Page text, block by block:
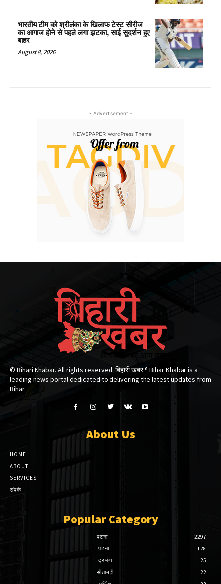
भारतीय टीम को श्रीलंका के खिलाफ टेस्ट सीरीज
का आगाज होने से पहले लगा झटका, साई सुदर्शन हुए
बाहर
August 8, 2026
- Advertisement -
© Bihari Khabar. All rights reserved. बिहारी खबर ®​ Bihar Khabar is a
leading news portal dedicated to delivering the latest updates from
Bihar.
About Us
HOME
ABOUT
SERVICES
संपर्क
Popular Category
पटना
2297
पटना
128
दरभंगा
25
सीतामढ़ी
22